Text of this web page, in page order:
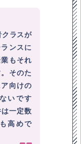
ラスが
ンスに
もそれ
そのた
向けの
いです
一定数
高めで